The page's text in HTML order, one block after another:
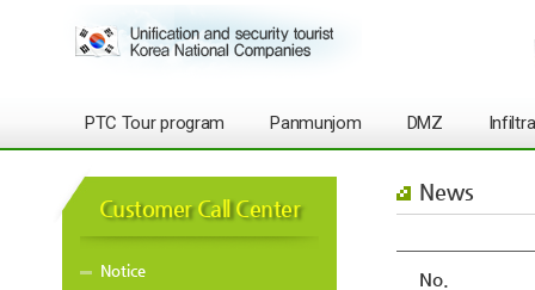
PTC Tour program Panmunjom DMZ
Customer Call Center
Notice
News
No.